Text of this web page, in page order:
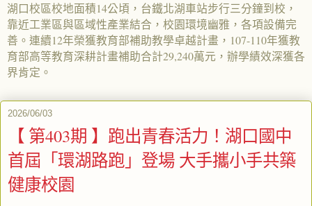
湖口校區校地面積14公頃，台鐵北湖車站步行三分鐘到校，
靠近工業區與區域性產業結合，校園環境幽雅，各項設備完
善。連續12年榮獲教育部補助教學卓越計畫，107-110年獲教
育部高等教育深耕計畫補助合計29,240萬元，辦學績效深獲各
界肯定。
2026/06/03
【 第403期 】跑出青春活力！湖口國中
首屆「環湖路跑」登場 大手攜小手共築
健康校園